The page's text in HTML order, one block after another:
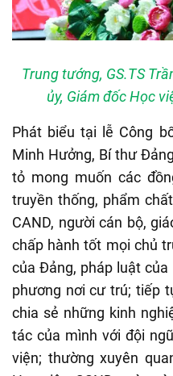
Trung tướng, GS.TS
ủy, Giám đốc Học
Phát biểu tại lễ Công
Minh Hưởng, Bí thư
tỏ mong muốn các
truyền thống, phẩm
CAND, người cán bộ,
chấp hành tốt mọi chủ
của Đảng, pháp luật
phương nơi cư trú; tiếp
chia sẻ những kinh
tác của mình với đội
viện; thường xuyên